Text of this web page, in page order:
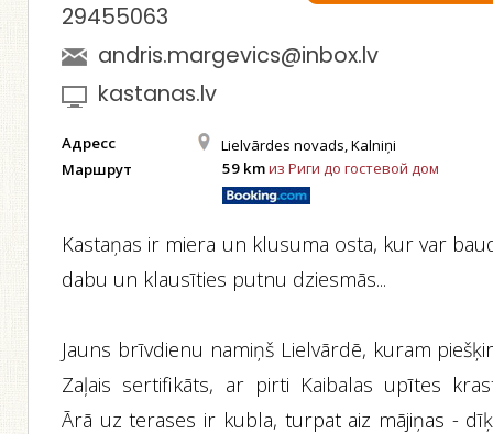
29455063
andris.margevics@inbox.lv
kastanas.lv
Адресс Lielvārdes novads, Kalniņi
Маршрут 59 kmиз Риги до гостевой дом
Kastaņas ir miera un klusuma osta, kur var
dabu un klausīties putnu dziesmās...
Jauns brīvdienu namiņš Lielvārdē, kuram
Zaļais sertifikāts, ar pirti Kaibalas upītes
Ārā uz terases ir kubla, turpat aiz mājiņas -